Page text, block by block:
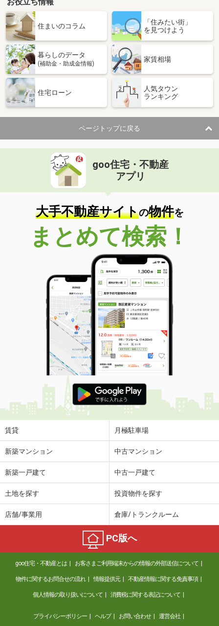
住まいのコラム
「住みたい街」
を見つけよう
暮らしのデータ
(補助金・助成金情報)
家賃相場
住宅ローン
人気タウン
ランキング
ページトップに戻る
goo住宅・不動産
アプリ
大手不動産サイトの物件を
まとめて検索！
賃貸 月極駐車場
新築マンション 中古マンション
新築一戸建て 中古一戸建て
土地を探す 投資物件を探す
店舗/事業用 倉庫/トランクルーム
PC版へ
goo住宅・不動産とは お客さまご利用端末からの情報の外部送信について
物件に関するお問合せの流れ 情報提供元 不動産情報に関する免責事項
個人情報の取り扱いについて 消費税に関する表記について
プライバシーポリシー ヘルプ お問い合わせ 運営会社